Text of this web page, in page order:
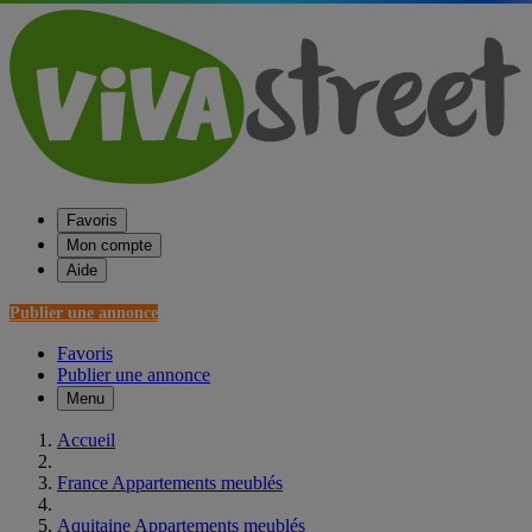
Favoris
Mon compte
Aide
Publier une annonce
Favoris
Publier une annonce
Menu
Accueil
France Appartements meublés
Aquitaine Appartements meublés